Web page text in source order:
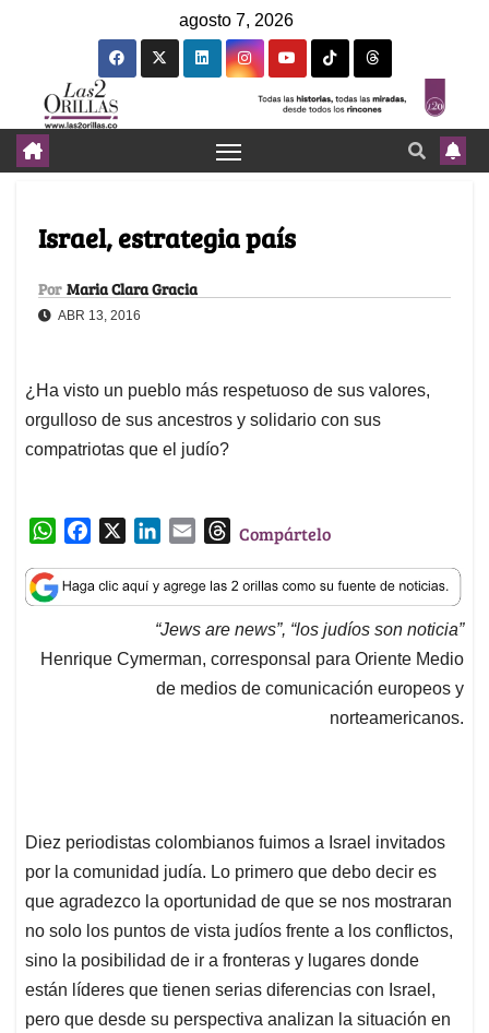
agosto 7, 2026
Israel, estrategia país
Por Maria Clara Gracia
ABR 13, 2016
¿Ha visto un pueblo más respetuoso de sus valores,
orgulloso de sus ancestros y solidario con sus
compatriotas que el judío?
W
a
t
A
c
e
o
n
k
e
d
I
a
i
l
T
r
e
a
d
s
Compártelo
“Jews are news”, “los judíos son noticia”
Henrique Cymerman, corresponsal para Oriente Medio
de medios de comunicación europeos y
norteamericanos.
Diez periodistas colombianos fuimos a Israel invitados
por la comunidad judía. Lo primero que debo decir es
que agradezco la oportunidad de que se nos mostraran
no solo los puntos de vista judíos frente a los conflictos,
sino la posibilidad de ir a fronteras y lugares donde
están líderes que tienen serias diferencias con Israel,
pero que desde su perspectiva analizan la situación en